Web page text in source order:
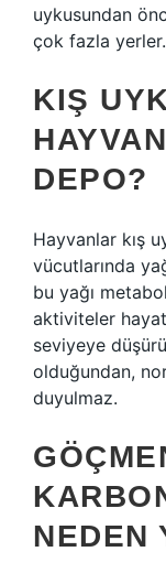
uykusundan
çok fazla yerler.
KIŞ
DEPO?
Hayvanlar kış
vücutlarında
bu yağı
aktiviteler
seviyeye
olduğundan,
duyulmaz.
NEDEN